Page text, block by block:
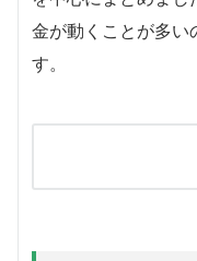
金が動くことが多い
す。